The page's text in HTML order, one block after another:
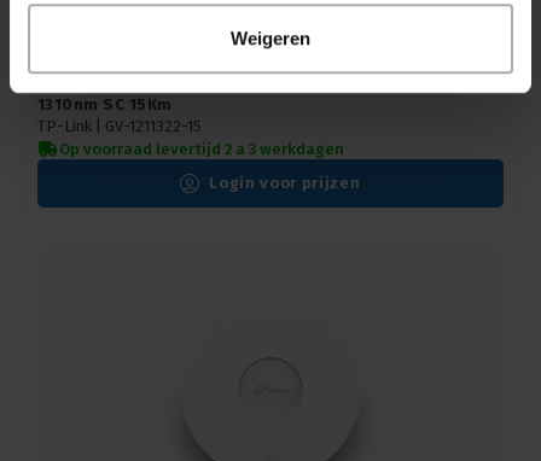
Weigeren
1310nm SC 15Km
TP-Link | GV-1211322-15
Op voorraad levertijd 2 a 3 werkdagen
Login voor prijzen